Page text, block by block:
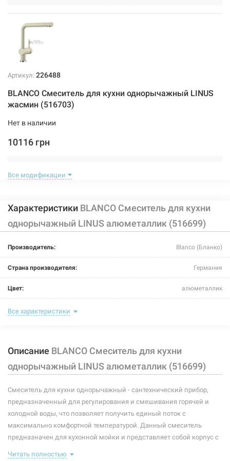
Артикул: 226488
BLANCO Смеситель для кухни однорычажный LINUS
жасмин (516703)
Нет в наличии
10116 грн
Артикул:226486
BLANCO Смеситель для кухни однорычажный LINUS
жемчужный (520746)
10116 грн
Артикул: 226490
BLANCO Смеситель для кухни однорычажный LINUS
Все модификации
Характеристики BLANCO Смеситель для кухни
однорычажный LINUS алюметаллик (516699)
Производитель: Blanco (Бланко)
Страна производителя: Германия
Цвет: алюметаллик
Назначение смесителя:
Размер картриджа:
Тип конструкции: стандартный
Тип смесителя (крана): однорычажный
Материал корпуса смесителя (крана):
Тип излива:
Все характеристики
Описание BLANCO Смеситель для кухни
однорычажный LINUS алюметаллик (516699)
Смеситель для кухни однорычажный - сантехнический прибор,
предназначенный для регулирования и смешивания горячей и
холодной воды, что позволяет получить единый поток с
максимально комфортной температурой. Данный смеситель
предназначен для кухонной мойки и представляет собой корпус с
Читать полностью